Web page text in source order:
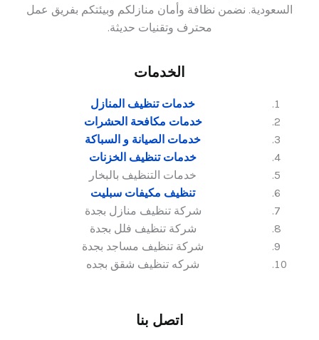
السعودية. نضمن نظافة وأمان منازلكم وبيئتكم بفريق عمل
محترف وتقنيات حديثة.
الخدمات
خدمات تنظيف المنازل
خدمات مكافحة الحشرات
خدمات الصيانة و السباكة
خدمات تنظيف الخزنات
خدمات التنظيف بالبخار
تنظيف مكيفات سبليت
شركة تنظيف منازل بجدة
شركة تنظيف فلل بجدة
شركة تنظيف مساجد بجدة
شركه تنظيف شقق بجده
اتصل بنا